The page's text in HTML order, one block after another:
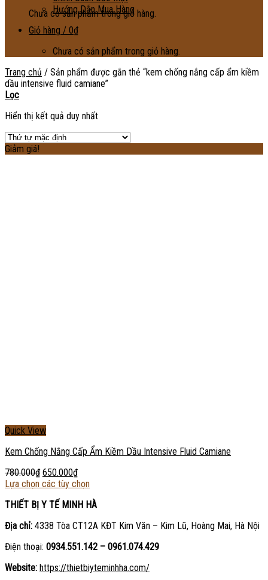
Chưa có sản phẩm trong giỏ hàng.
Hướng Dẫn Mua Hàng
Giỏ hàng / 0₫
Chưa có sản phẩm trong giỏ hàng.
Trang chủ / Sản phẩm được gắn thẻ “kem chống nắng cấp ẩm kiềm
dầu intensive fluid camiane”
Lọc
Hiển thị kết quả duy nhất
Giảm giá!
Quick View
Kem Chống Nắng Cấp Ẩm Kiềm Dầu Intensive Fluid Camiane
780.000₫ 650.000₫
Lựa chọn các tùy chọn
THIẾT BỊ Y TẾ MINH HÀ
Địa chỉ: 4338 Tòa CT12A KĐT Kim Văn – Kim Lũ, Hoàng Mai, Hà Nội
Điện thoại: 0934.551.142 – 0961.074.429
Website: https://thietbiyteminhha.com/